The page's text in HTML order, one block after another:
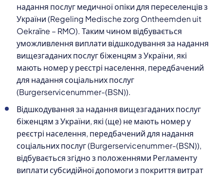
надання послуг медичної опіки для переселенців з
України (Regeling Medische zorg Ontheemden uit
Oekraïne – RMO). Таким чином відбувається
уможливлення виплати відшкодування за надання
вищезгаданих послуг біженцям з України, які
мають номер у реєстрі населення, передбачений
для надання соціальних послуг
(Burgerservicenummer-(BSN)).
Відшкодування за надання вищезгаданих послуг
біженцям з України, які (ще) не мають номер у
реєстрі населення, передбачений для надання
соціальних послуг (Burgerservicenummer-(BSN)),
відбувається згідно з положеннями Регламенту
виплати субсидійної допомоги з покриття витрат